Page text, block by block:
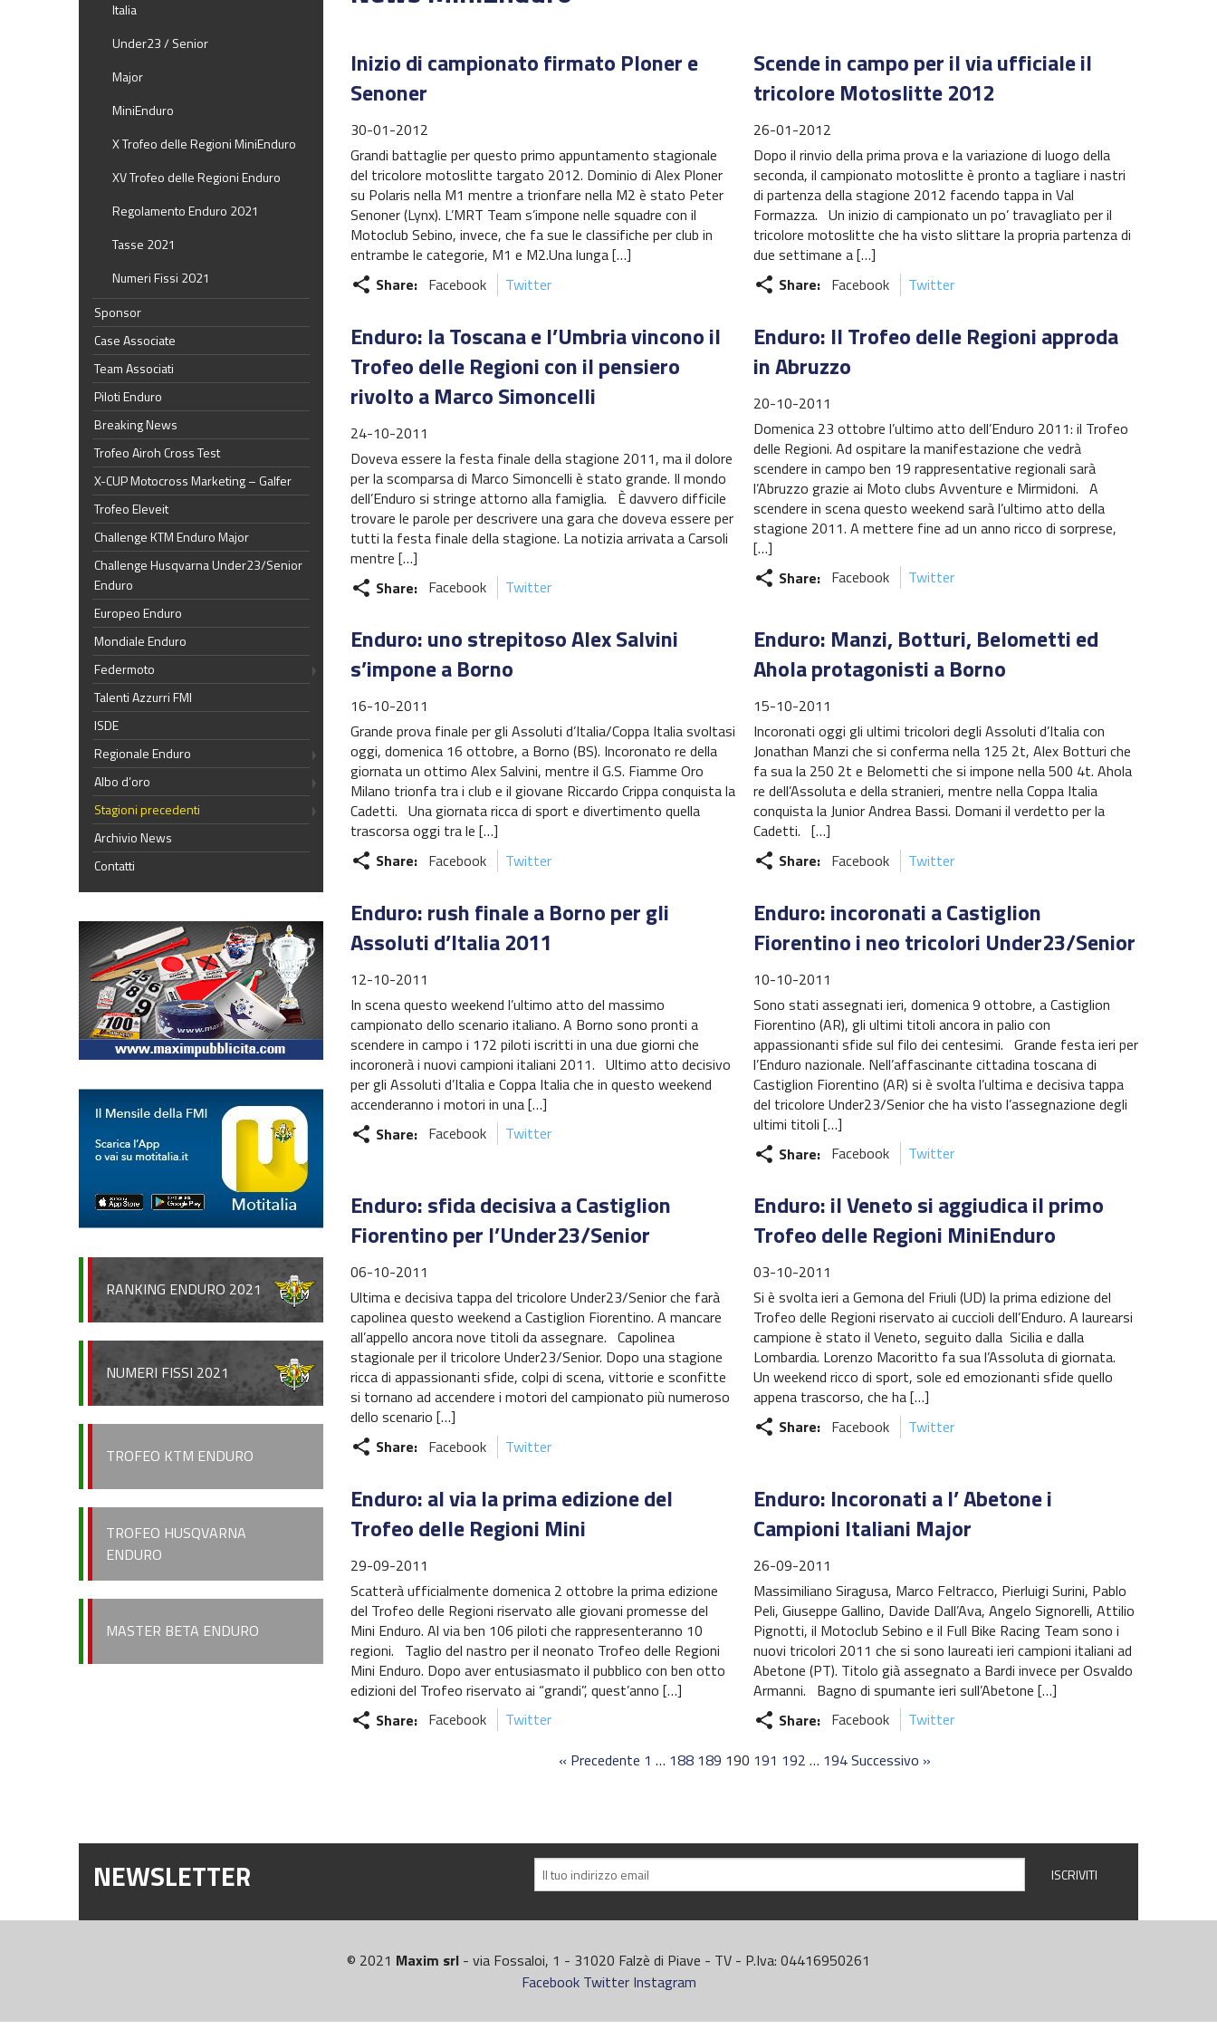
Inizio di campionato firmato Ploner e
Senoner
30-01-2012
Grandi battaglie per questo primo appuntamento stagionale
del tricolore motoslitte targato 2012. Dominio di Alex Ploner
su Polaris nella M1 mentre a trionfare nella M2 è stato Peter
Senoner (Lynx). L’MRT Team s’impone nelle squadre con il
Motoclub Sebino, invece, che fa sue le classifiche per club in
entrambe le categorie, M1 e M2.Una lunga […]
share Share: Facebook Twitter
Scende in campo per il via ufficiale il
tricolore Motoslitte 2012
26-01-2012
Dopo il rinvio della prima prova e la variazione di luogo della
seconda, il campionato motoslitte è pronto a tagliare i nastri
di partenza della stagione 2012 facendo tappa in Val
Formazza. Un inizio di campionato un po’ travagliato per il
tricolore motoslitte che ha visto slittare la propria partenza di
due settimane a […]
share Share: Facebook Twitter
Enduro: la Toscana e l’Umbria vincono il
Trofeo delle Regioni con il pensiero
rivolto a Marco Simoncelli
24-10-2011
Doveva essere la festa finale della stagione 2011, ma il dolore
per la scomparsa di Marco Simoncelli è stato grande. Il mondo
dell’Enduro si stringe attorno alla famiglia. È davvero difficile
trovare le parole per descrivere una gara che doveva essere per
tutti la festa finale della stagione. La notizia arrivata a Carsoli
mentre […]
share Share: Facebook Twitter
Enduro: Il Trofeo delle Regioni approda
in Abruzzo
20-10-2011
Domenica 23 ottobre l’ultimo atto dell’Enduro 2011: il Trofeo
delle Regioni. Ad ospitare la manifestazione che vedrà
scendere in campo ben 19 rappresentative regionali sarà
l’Abruzzo grazie ai Moto clubs Avventure e Mirmidoni. A
scendere in scena questo weekend sarà l’ultimo atto della
stagione 2011. A mettere fine ad un anno ricco di sorprese,
[…]
share Share: Facebook Twitter
Enduro: uno strepitoso Alex Salvini
s’impone a Borno
16-10-2011
Grande prova finale per gli Assoluti d’Italia/Coppa Italia svoltasi
oggi, domenica 16 ottobre, a Borno (BS). Incoronato re della
giornata un ottimo Alex Salvini, mentre il G.S. Fiamme Oro
Milano trionfa tra i club e il giovane Riccardo Crippa conquista la
Cadetti. Una giornata ricca di sport e divertimento quella
trascorsa oggi tra le […]
share Share: Facebook Twitter
Enduro: Manzi, Botturi, Belometti ed
Ahola protagonisti a Borno
15-10-2011
Incoronati oggi gli ultimi tricolori degli Assoluti d’Italia con
Jonathan Manzi che si conferma nella 125 2t, Alex Botturi che
fa sua la 250 2t e Belometti che si impone nella 500 4t. Ahola
re dell’Assoluta e della stranieri, mentre nella Coppa Italia
conquista la Junior Andrea Bassi. Domani il verdetto per la
Cadetti. […]
share Share: Facebook Twitter
Enduro: rush finale a Borno per gli
Assoluti d’Italia 2011
12-10-2011
In scena questo weekend l’ultimo atto del massimo
campionato dello scenario italiano. A Borno sono pronti a
scendere in campo i 172 piloti iscritti in una due giorni che
incoronerà i nuovi campioni italiani 2011. Ultimo atto decisivo
per gli Assoluti d’Italia e Coppa Italia che in questo weekend
accenderanno i motori in una […]
share Share: Facebook Twitter
Enduro: incoronati a Castiglion
Fiorentino i neo tricolori Under23/Senior
10-10-2011
Sono stati assegnati ieri, domenica 9 ottobre, a Castiglion
Fiorentino (AR), gli ultimi titoli ancora in palio con
appassionanti sfide sul filo dei centesimi. Grande festa ieri per
l’Enduro nazionale. Nell’affascinante cittadina toscana di
Castiglion Fiorentino (AR) si è svolta l’ultima e decisiva tappa
del tricolore Under23/Senior che ha visto l’assegnazione degli
ultimi titoli […]
share Share: Facebook Twitter
Enduro: sfida decisiva a Castiglion
Fiorentino per l’Under23/Senior
06-10-2011
Ultima e decisiva tappa del tricolore Under23/Senior che farà
capolinea questo weekend a Castiglion Fiorentino. A mancare
all’appello ancora nove titoli da assegnare. Capolinea
stagionale per il tricolore Under23/Senior. Dopo una stagione
ricca di appassionanti sfide, colpi di scena, vittorie e sconfitte
si tornano ad accendere i motori del campionato più numeroso
dello scenario […]
share Share: Facebook Twitter
Enduro: il Veneto si aggiudica il primo
Trofeo delle Regioni MiniEnduro
03-10-2011
Si è svolta ieri a Gemona del Friuli (UD) la prima edizione del
Trofeo delle Regioni riservato ai cuccioli dell’Enduro. A laurearsi
campione è stato il Veneto, seguito dalla Sicilia e dalla
Lombardia. Lorenzo Macoritto fa sua l’Assoluta di giornata.
Un weekend ricco di sport, sole ed emozionanti sfide quello
appena trascorso, che ha […]
share Share: Facebook Twitter
Enduro: al via la prima edizione del
Trofeo delle Regioni Mini
29-09-2011
Scatterà ufficialmente domenica 2 ottobre la prima edizione
del Trofeo delle Regioni riservato alle giovani promesse del
Mini Enduro. Al via ben 106 piloti che rappresenteranno 10
regioni. Taglio del nastro per il neonato Trofeo delle Regioni
Mini Enduro. Dopo aver entusiasmato il pubblico con ben otto
edizioni del Trofeo riservato ai “grandi”, quest’anno […]
share Share: Facebook Twitter
Enduro: Incoronati a l’ Abetone i
Campioni Italiani Major
26-09-2011
Massimiliano Siragusa, Marco Feltracco, Pierluigi Surini, Pablo
Peli, Giuseppe Gallino, Davide Dall’Ava, Angelo Signorelli, Attilio
Pignotti, il Motoclub Sebino e il Full Bike Racing Team sono i
nuovi tricolori 2011 che si sono laureati ieri campioni italiani ad
Abetone (PT). Titolo già assegnato a Bardi invece per Osvaldo
Armanni. Bagno di spumante ieri sull’Abetone […]
share Share: Facebook
Twitter
« Precedente 1 … 188 189 190 191 192 … 194Successivo »
Italia
Under23 / Senior
Major
MiniEnduro
X Trofeo delle Regioni MiniEnduro
XV Trofeo delle Regioni Enduro
Regolamento Enduro 2021
Tasse 2021
Numeri Fissi 2021
Sponsor
Case Associate
Team Associati
Piloti Enduro
Breaking News
Trofeo Airoh Cross Test
X-CUP Motocross Marketing – Galfer
Trofeo Eleveit
Challenge KTM Enduro Major
Challenge Husqvarna Under23/Senior
Enduro
Europeo Enduro
Mondiale Enduro
Federmoto
Talenti Azzurri FMI
ISDE
Regionale Enduro
Albo d’oro
Stagioni precedenti
Archivio News
Contatti
RANKING ENDURO 2021
NUMERI FISSI 2021
TROFEO KTM ENDURO
TROFEO HUSQVARNA
ENDURO
MASTER BETA ENDURO
NEWSLETTER
© 2021 Maxim srl - via Fossaloi, 1 - 31020 Falzè di Piave - TV - P.Iva: 04416950261
Facebook Twitter Instagram